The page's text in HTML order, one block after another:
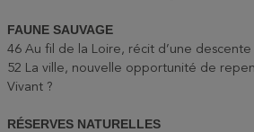
FAUNE SAUVAGE
46 Au fil de la Loire, récit d’une
52 La ville, nouvelle opportunité de
Vivant ?
RÉSERVES NATURELLES